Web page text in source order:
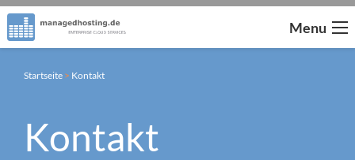
Menu
Startseite > Kontakt
Kontakt